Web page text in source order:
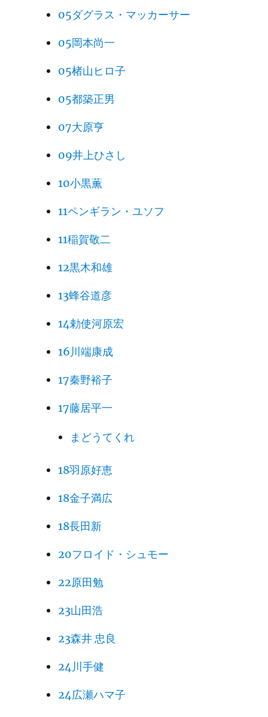
05ダグラス・マッカーサー
05岡本尚一
05楮山ヒロ子
05都築正男
07大原亨
09井上ひさし
10小黒薫
11ペンギラン・ユソフ
11稲賀敬二
12黒木和雄
13蜂谷道彦
14勅使河原宏
16川端康成
17秦野裕子
17藤居平一
まどうてくれ
18羽原好恵
18金子満広
18長田新
20フロイド・シュモー
22原田勉
23山田浩
23森井 忠良
24川手健
24広瀬ハマ子